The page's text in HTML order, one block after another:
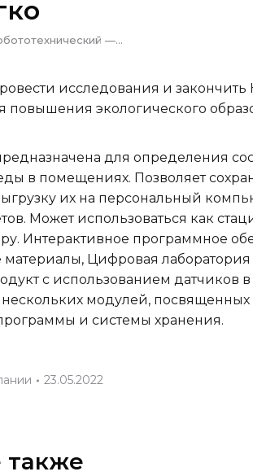
—…
исследования и
повышения экологического
для определения
в помещениях. Позволяет
их на персональный
Может использоваться как
Интерактивное программное
Цифровая лаборатория
с использованием датчиков в
модулей,
и системы хранения.
23.05.2022
также